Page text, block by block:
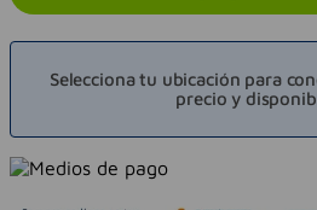
Selecciona tu ubicación para
precio y